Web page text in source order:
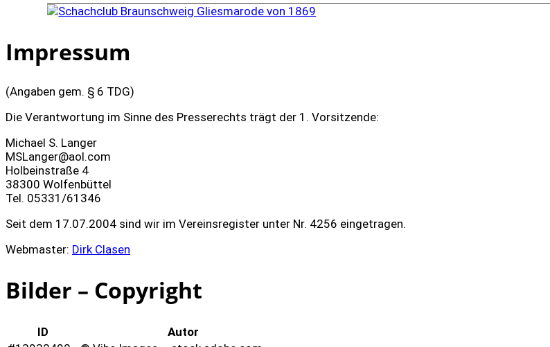
Impressum
(Angaben gem. § 6 TDG)
Die Verantwortung im Sinne des Presserechts trägt der 1. Vorsitzende:
Michael S. Langer
MSLanger@aol.com
Holbeinstraße 4
38300 Wolfenbüttel
Tel. 05331/61346
Seit dem 17.07.2004 sind wir im Vereinsregister unter Nr. 4256 eingetragen.
Webmaster: Dirk Clasen
Bilder – Copyright
ID
Autor